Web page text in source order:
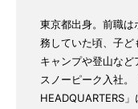
東京都出身。前職
務していた頃、子ど
キャンプや登山な
スノーピーク入社
HEADQUARTERS